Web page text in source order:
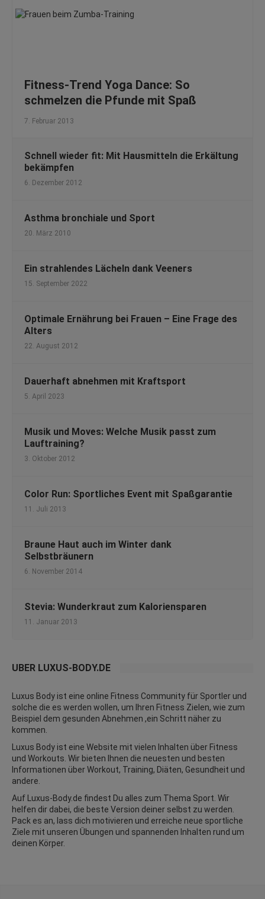
Fitness-Trend Yoga Dance: So
schmelzen die Pfunde mit Spaß
7. Februar 2013
Schnell wieder fit: Mit Hausmitteln die Erkältung
bekämpfen
6. Dezember 2012
Asthma bronchiale und Sport
20. März 2010
Ein strahlendes Lächeln dank Veeners
15. September 2022
Optimale Ernährung bei Frauen – Eine Frage des
Alters
22. August 2012
Dauerhaft abnehmen mit Kraftsport
5. April 2023
Musik und Moves: Welche Musik passt zum
Lauftraining?
3. Oktober 2012
Color Run: Sportliches Event mit Spaßgarantie
11. Juli 2013
Braune Haut auch im Winter dank
Selbstbräunern
6. November 2014
Stevia: Wunderkraut zum Kaloriensparen
11. Januar 2013
ÜBER LUXUS-BODY.DE
Luxus Body ist eine online Fitness Community für Sportler und
solche die es werden wollen, um Ihren Fitness Zielen, wie zum
Beispiel dem gesunden Abnehmen ,ein Schritt näher zu
kommen.
Luxus Body ist eine Website mit vielen Inhalten über Fitness
und Workouts. Wir bieten Ihnen die neuesten und besten
Informationen über Workout, Training, Diäten, Gesundheit und
andere.
Auf Luxus-Body.de findest Du alles zum Thema Sport. Wir
helfen dir dabei, die beste Version deiner selbst zu werden.
Pack es an, lass dich motivieren und erreiche neue sportliche
Ziele mit unseren Übungen und spannenden Inhalten rund um
deinen Körper.